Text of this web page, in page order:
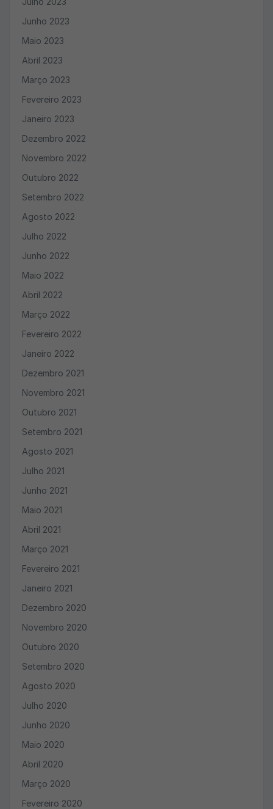
Junho 2023
Maio 2023
Abril 2023
Março 2023
Fevereiro 2023
Janeiro 2023
Dezembro 2022
Novembro 2022
Outubro 2022
Setembro 2022
Agosto 2022
Julho 2022
Junho 2022
Maio 2022
Abril 2022
Março 2022
Fevereiro 2022
Janeiro 2022
Dezembro 2021
Novembro 2021
Outubro 2021
Setembro 2021
Agosto 2021
Julho 2021
Junho 2021
Maio 2021
Abril 2021
Março 2021
Fevereiro 2021
Janeiro 2021
Dezembro 2020
Novembro 2020
Outubro 2020
Setembro 2020
Agosto 2020
Julho 2020
Junho 2020
Maio 2020
Abril 2020
Março 2020
Fevereiro 2020